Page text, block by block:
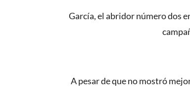
García, el abridor número dos
A pesar de que no mostró